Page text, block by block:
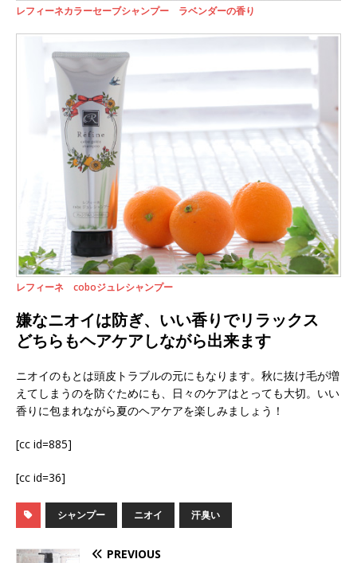
レフィーネカラーセーブシャンプー ラベンダーの香り
レフィーネ coboジュレシャンプー
嫌なニオイは防ぎ、いい香りでリラックス
どちらもヘアケアしながら出来ます
ニオイのもとは頭皮トラブルの元にもなります。秋に抜け毛が増
えてしまうのを防ぐためにも、日々のケアはとっても大切。いい
香りに包まれながら夏のヘアケアを楽しみましょう！
[cc id=885]
[cc id=36]
シャンプー ニオイ 汗臭い
PREVIOUS